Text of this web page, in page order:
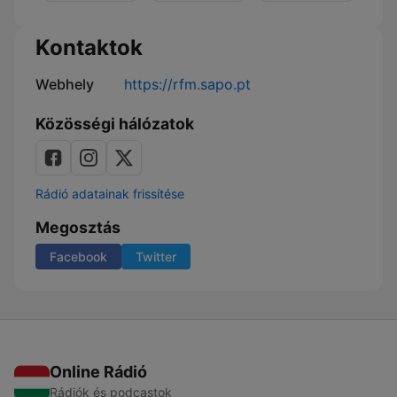
Kontaktok
Webhely https://rfm.sapo.pt
Közösségi hálózatok
Rádió adatainak frissítése
Megosztás
Facebook Twitter
Online Rádió
Rádiók és podcastok